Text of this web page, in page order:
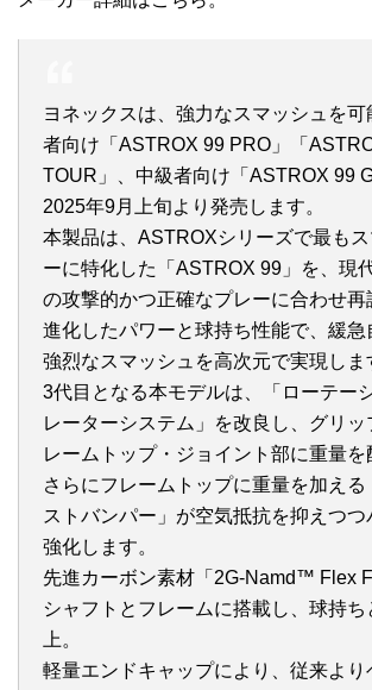
ヨネックスは、強力なスマッシュを可
者向け「ASTROX 99 PRO」「
TOUR」、中級者向け「ASTROX 99
2025年9月上旬より発売します。
本製品は、ASTROXシリーズで最も
ーに特化した「ASTROX 99」を、現
の攻撃的かつ正確なプレーに合わせ再
進化したパワーと球持ち性能で、緩急
強烈なスマッシュを高次元で実現しま
3代目となる本モデルは、「ローテー
レーターシステム」を改良し、グリッ
レームトップ・ジョイント部に重量を
さらにフレームトップに重量を加える
ストバンパー」が空気抵抗を抑えつつ
強化します。
先進カーボン素材「2G-Namd™ Flex
シャフトとフレームに搭載し、球持ち
上。
軽量エンドキャップにより、従来より